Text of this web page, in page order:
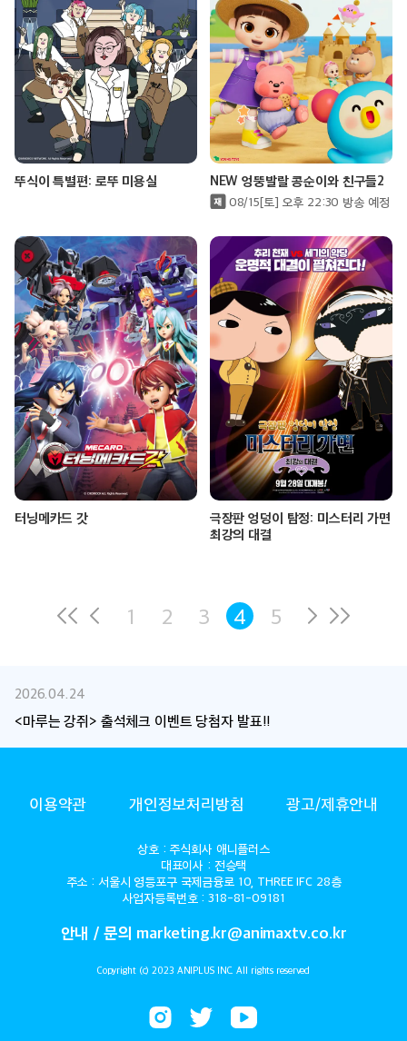
뚜식이 특별편: 로뚜 미용실 NEW 엉뚱발랄 콩순이와 친구들2
08/15[토] 오후 22:30 방송 예정
터닝메카드 갓
극장판 엉덩이 탐정: 미스터리 가면
최강의 대결
1 2 3 4 5
2026.04.24
<마루는 강쥐> 출석체크 이벤트 당첨자 발표!!
ANIMAX이용약관 개인정보처리방침 광고/제휴안내
상호 : 주식회사 애니플러스
대표이사 : 전승택
주소 : 서울시 영등포구 국제금융로 10, THREE IFC 28층
사업자등록번호 : 318-81-09181
안내 / 문의 marketing.kr@animaxtv.co.kr
Copyright (c) 2023 ANIPLUS INC. All rights reserved